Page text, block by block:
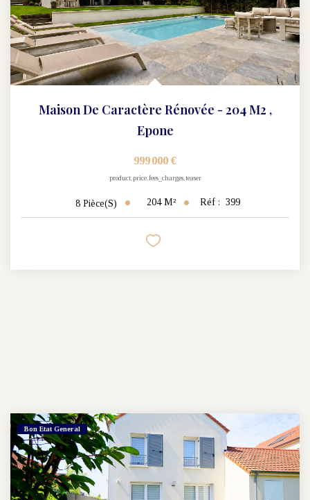
Maison De Caractère Rénovée - 204 M2 ,
Epone
999 000 €
product.price.fees_charges.teaser
8 Pièce(s) 204 M² Réf : 399
Bon Etat General